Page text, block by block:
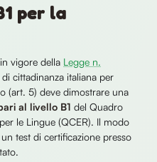
per la
vigore della Legge n.
cittadinanza italiana per
(art. 5) deve dimostrare una
al livello B1 del Quadro
le Lingue (QCER). Il modo
test di certificazione presso